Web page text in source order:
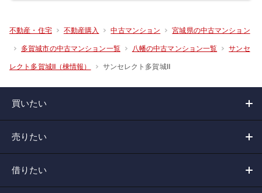
不動産・住宅 不動産購入 中古マンション 宮城県の中古マンション
多賀城市の中古マンション一覧 八幡の中古マンション一覧 サンセ
レクト多賀城Ⅱ（棟情報） サンセレクト多賀城Ⅱ
買いたい
売りたい
借りたい